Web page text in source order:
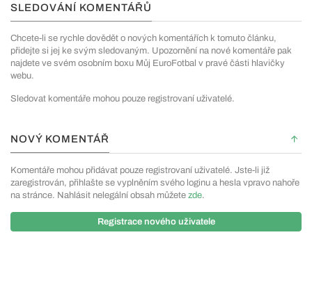
SLEDOVÁNÍ KOMENTÁŘŮ
Chcete-li se rychle dovědět o nových komentářích k tomuto článku,
přidejte si jej ke svým sledovaným. Upozornění na nové komentáře pak
najdete ve svém osobním boxu Můj EuroFotbal v pravé části hlavičky
webu.
Sledovat komentáře mohou pouze registrovaní uživatelé.
NOVÝ KOMENTÁŘ
Komentáře mohou přidávat pouze registrovaní uživatelé. Jste-li již
zaregistrován, přihlašte se vyplněním svého loginu a hesla vpravo nahoře
na stránce. Nahlásit nelegální obsah můžete zde.
Registrace nového uživatele